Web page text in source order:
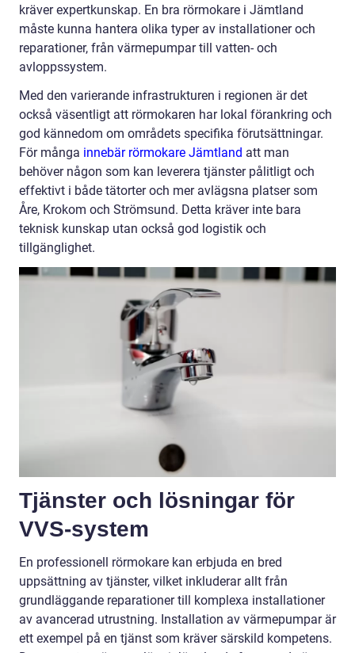
kräver expertkunskap. En bra rörmokare i Jämtland
måste kunna hantera olika typer av installationer och
reparationer, från värmepumpar till vatten- och
avloppssystem.
Med den varierande infrastrukturen i regionen är det
också väsentligt att rörmokaren har lokal förankring och
god kännedom om områdets specifika förutsättningar.
För många innebär rörmokare Jämtland att man
behöver någon som kan leverera tjänster pålitligt och
effektivt i både tätorter och mer avlägsna platser som
Åre, Krokom och Strömsund. Detta kräver inte bara
teknisk kunskap utan också god logistik och
tillgänglighet.
Tjänster och lösningar för
VVS-system
En professionell rörmokare kan erbjuda en bred
uppsättning av tjänster, vilket inkluderar allt från
grundläggande reparationer till komplexa installationer
av avancerad utrustning. Installation av värmepumpar är
ett exempel på en tjänst som kräver särskild kompetens.